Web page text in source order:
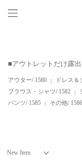
■アウトレットだけ露出
アウター/ 1580
ドレス＆
ブラウス・シャツ/ 1582
パンツ/ 1585
その他/ 1586